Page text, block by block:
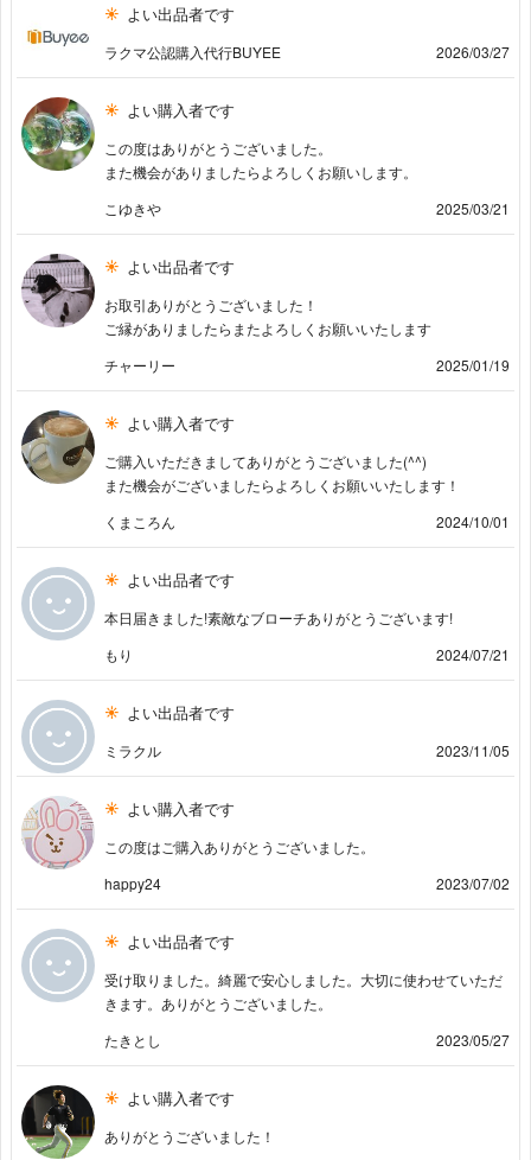
よい出品者です
ラクマ公認購入代行BUYEE 2026/03/27
よい購入者です
この度はありがとうございました。
また機会がありましたらよろしくお願いします。
こゆきや
2025/03/21
よい出品者です
お取引ありがとうございました！
ご縁がありましたらまたよろしくお願いいたします
チャーリー
2025/01/19
よい購入者です
ご購入いただきましてありがとうございました(^^)
また機会がございましたらよろしくお願いいたします！
くまころん
2024/10/01
よい出品者です
本日届きました!素敵なブローチありがとうございます!
もり
2024/07/21
よい出品者です
ミラクル 2023/11/05
よい購入者です
この度はご購入ありがとうございました。
happy24
2023/07/02
よい出品者です
受け取りました。綺麗で安心しました。大切に使わせていただ
きます。ありがとうございました。
たきとし
2023/05/27
よい購入者です
ありがとうございました！